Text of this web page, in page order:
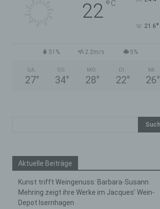
22° C
21.6°
51% 2.2m/s 5%
SA.
27°
SO.
34°
MO.
28°
DI.
22°
MI.
26°
Aktuelle Beiträge
Kunst trifft Weingenuss: Barbara-Susann
Mehring zeigt ihre Werke im Jacques’ Wein-
Depot Isernhagen